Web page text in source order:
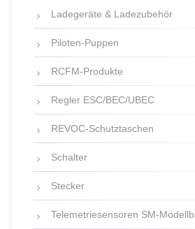
Ladegeräte & Ladezubehör
Piloten-Puppen
RCFM-Produkte
Regler ESC/BEC/UBEC
REVOC-Schutztaschen
Schalter
Stecker
Telemetriesensoren SM-